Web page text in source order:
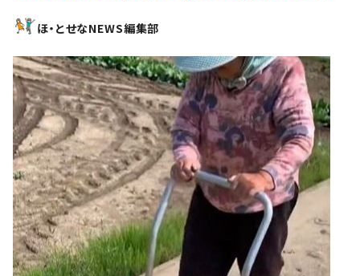
ほ・とせなNEWS編集部